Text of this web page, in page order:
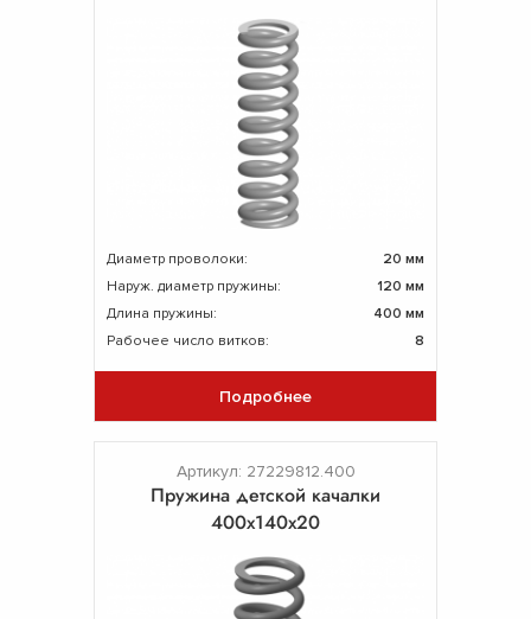
Диаметр проволоки:
20 мм
Наруж. диаметр пружины:
120 мм
Длина пружины:
400 мм
Рабочее число витков:
8
Подробнее
Артикул: 27229812.400
Пружина детской качалки
400х140х20